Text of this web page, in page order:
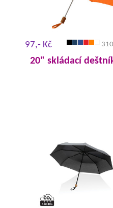
97,- Kč
20" skládací